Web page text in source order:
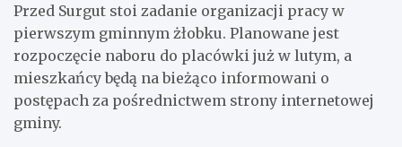
Przed Surgut stoi zadanie organizacji pracy w
pierwszym gminnym żłobku. Planowane jest
rozpoczęcie naboru do placówki już w lutym, a
mieszkańcy będą na bieżąco informowani o
postępach za pośrednictwem strony internetowej
gminy.